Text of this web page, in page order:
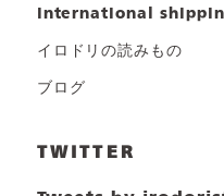
international
イロドリの読みもの
ブログ
TWITTER